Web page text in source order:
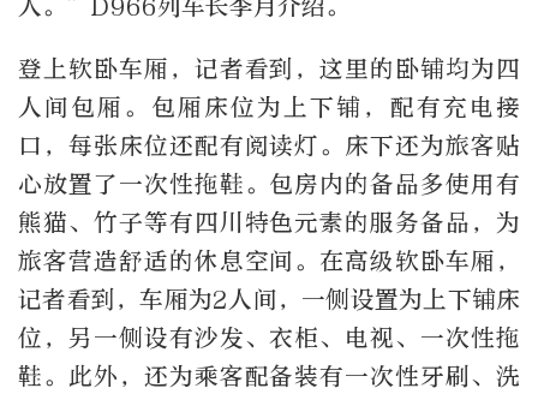
人。”D966列车长李月介绍。
登上软卧车厢，记者看到，这里的卧铺均为四
人间包厢。包厢床位为上下铺，配有充电接
口，每张床位还配有阅读灯。床下还为旅客贴
心放置了一次性拖鞋。包房内的备品多使用有
熊猫、竹子等有四川特色元素的服务备品，为
旅客营造舒适的休息空间。在高级软卧车厢，
记者看到，车厢为2人间，一侧设置为上下铺床
位，另一侧设有沙发、衣柜、电视、一次性拖
鞋。此外，还为乘客配备装有一次性牙刷、洗